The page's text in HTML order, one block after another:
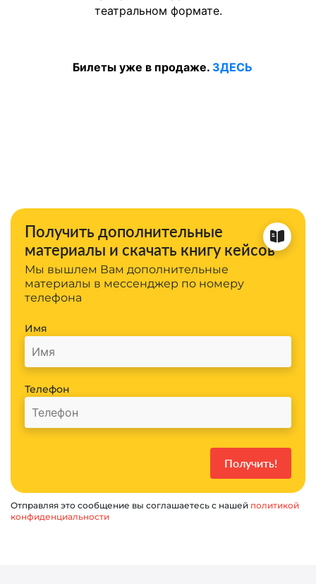
театральном формате.
Билеты уже в продаже. ЗДЕСЬ
Получить дополнительные
материалы и скачать книгу кейсов
Мы вышлем Вам дополнительные
материалы в мессенджер по номеру
телефона
Имя
Телефон
Отправляя это сообщение вы соглашаетесь с нашей политикой
конфиденциальности